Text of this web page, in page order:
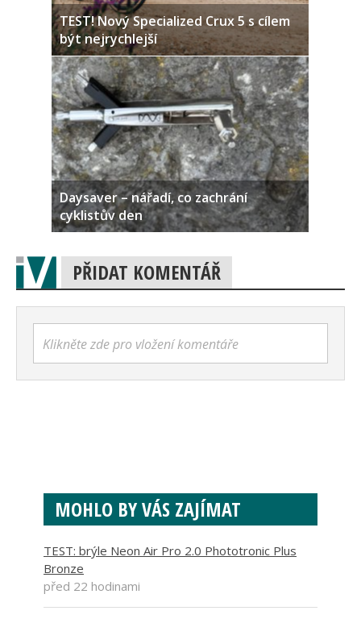
TEST! Nový Specialized Crux 5 s cílem
být nejrychlejší
Daysaver – nářadí, co zachrání
cyklistův den
PŘIDAT KOMENTÁŘ
Klikněte zde pro vložení komentáře
MOHLO BY VÁS ZAJÍMAT
TEST: brýle Neon Air Pro 2.0 Phototronic Plus
Bronze
před 22 hodinami